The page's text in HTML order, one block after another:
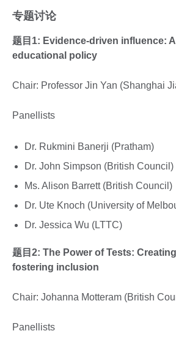
专题讨论
题目1: Evidence-driven influence:
educational policy
Chair: Professor Jin Yan (Shanghai
Panellists
Dr. Rukmini Banerji (Pratham)
Dr. John Simpson (British Council)
Ms. Alison Barrett (British Council)
Dr. Ute Knoch (University of
Dr. Jessica Wu (LTTC)
题目2: The Power of Tests:
fostering inclusion
Chair: Johanna Motteram (British
Panellists